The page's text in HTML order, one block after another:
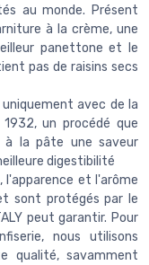
au monde. Présent
à la crème, une
panettone et le
pas de raisins secs
uniquement avec de la
un procédé que
à la pâte une saveur
digestibilité
l'apparence et l'arôme
sont protégés par le
peut garantir. Pour
nous utilisons
qualité, savamment